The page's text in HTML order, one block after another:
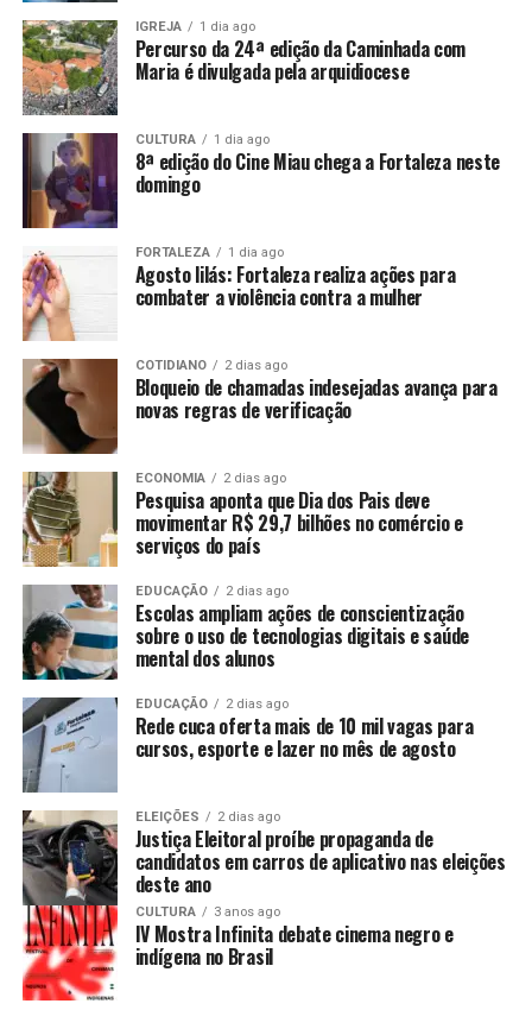
IGREJA 1 dia ago
Percurso da 24ª edição da Caminhada com
Maria é divulgada pela arquidiocese
CULTURA 1 dia ago
8ª edição do Cine Miau chega a Fortaleza neste
domingo
FORTALEZA 1 dia ago
Agosto lilás: Fortaleza realiza ações para
combater a violência contra a mulher
COTIDIANO 2 dias ago
Bloqueio de chamadas indesejadas avança para
novas regras de verificação
ECONOMIA 2 dias ago
Pesquisa aponta que Dia dos Pais deve
movimentar R$ 29,7 bilhões no comércio e
serviços do país
EDUCAÇÃO 2 dias ago
Escolas ampliam ações de conscientização
sobre o uso de tecnologias digitais e saúde
mental dos alunos
EDUCAÇÃO 2 dias ago
Rede cuca oferta mais de 10 mil vagas para
cursos, esporte e lazer no mês de agosto
ELEIÇÕES 2 dias ago
Justiça Eleitoral proíbe propaganda de
candidatos em carros de aplicativo nas eleições
deste ano
CULTURA 3 anos ago
IV Mostra Infinita debate cinema negro e
indígena no Brasil